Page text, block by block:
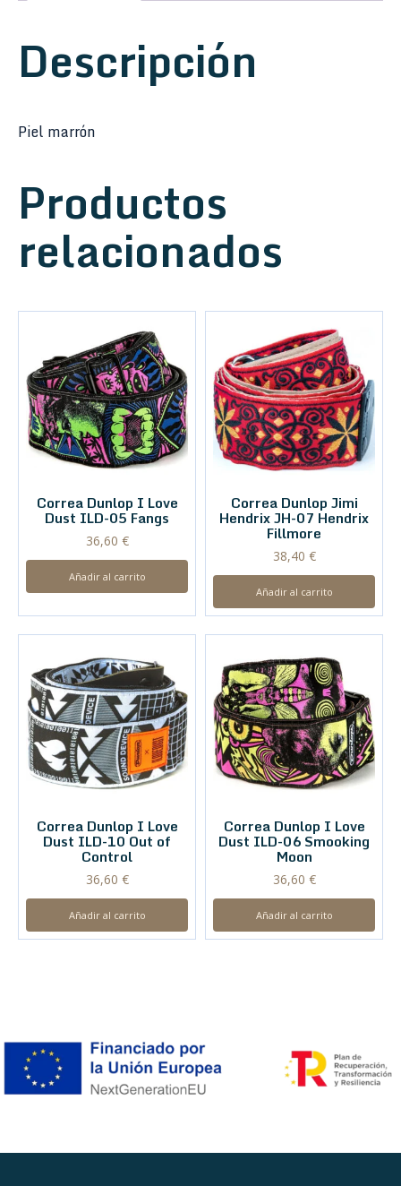
cantidad
Descripción
Piel marrón
Productos
relacionados
Correa Dunlop I Love
Dust ILD-05 Fangs
36,60 €
Añadir al carrito
Correa Dunlop Jimi
Hendrix JH-07 Hendrix
Fillmore
38,40 €
Añadir al carrito
Correa Dunlop I Love
Dust ILD-10 Out of
Control
36,60 €
Añadir al carrito
Correa Dunlop I Love
Dust ILD-06 Smooking
Moon
36,60 €
Añadir al carrito